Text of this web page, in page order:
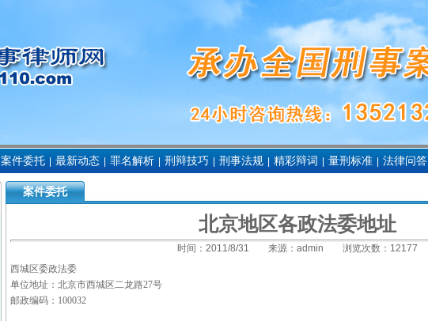
案件委托 最新动态 罪名解析 刑辩技巧 刑事法规 精彩辩词 量刑标准 法律问答
案件委托
北京地区各政法委地址
时间： 2011/8/31 来源： admin 浏览次数： 12177
西城区委政法委
单位地址：北京市西城区二龙路27号
邮政编码： 100032